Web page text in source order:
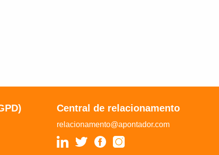
Central de relacionamento
relacionamento@apontador.com